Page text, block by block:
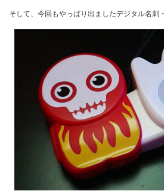
そして、今回もやっぱり出ましたデジタル名刺・